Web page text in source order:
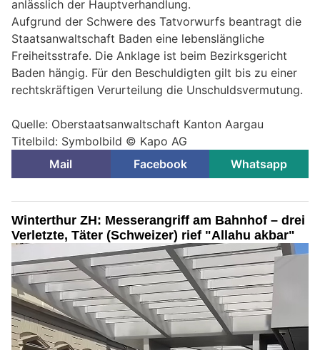
anlässlich der Hauptverhandlung.
Aufgrund der Schwere des Tatvorwurfs beantragt die
Staatsanwaltschaft Baden eine lebenslängliche
Freiheitsstrafe. Die Anklage ist beim Bezirksgericht
Baden hängig. Für den Beschuldigten gilt bis zu einer
rechtskräftigen Verurteilung die Unschuldsvermutung.
Quelle: Oberstaatsanwaltschaft Kanton Aargau
Titelbild: Symbolbild © Kapo AG
Mail
Facebook Whatsapp
Winterthur ZH: Messerangriff am Bahnhof – drei
Verletzte, Täter (Schweizer) rief "Allahu akbar"